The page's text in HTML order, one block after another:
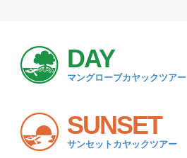
DAY
マングローブカヤックツアー
SUNSET
サンセットカヤックツアー